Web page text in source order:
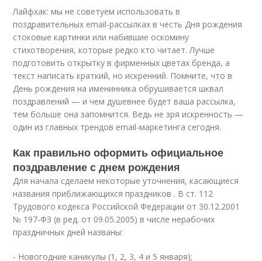
Лайфхак: мы не советуем использовать в
поздравительных email-рассылках в честь Дня рождения
стоковые картинки или набившие оскомину
стихотворения, которые редко кто читает. Лучше
подготовить открытку в фирменных цветах бренда, а
текст написать краткий, но искренний. Помните, что в
День рождения на именинника обрушивается шквал
поздравлений — и чем душевнее будет ваша рассылка,
тем больше она запомнится. Ведь не зря искренность —
один из главных трендов email-маркетинга сегодня.
Как правильно оформить официальное
поздравление с днем рождения
Для начала сделаем некоторые уточнения, касающиеся
названия приближающихся праздников . В ст. 112
Трудового кодекса Российской Федерации от 30.12.2001
№ 197-ФЗ (в ред. от 09.05.2005) в числе нерабочих
праздничных дней названы:
- Новогодние каникулы (1, 2, 3, 4 и 5 января);